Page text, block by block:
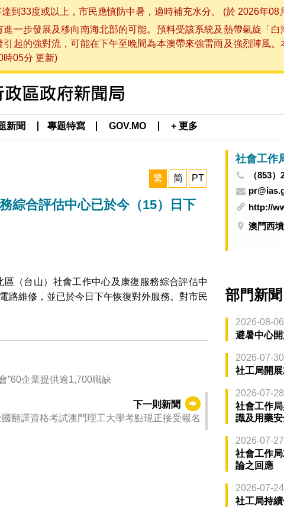
到33度或以上，市民應慎防中暑，適時補充水分。 (於 2026年08
一步發展及移向南海北部的可能。預料受該系統及熱帶氣旋「
起的強對流，可能在下午至晚間為本澳帶來強雷雨及強烈陣風。
時05分 更新)
新聞 專題特寫 GOV.MO + 更多
繁 简 PT
綜合評估中心已於今（15）日下
（台山）社會工作中心及康復服務綜合評估中
路維修，並已於今日下午恢復對外服務。對市民
”60企業提供逾1,700職缺
下一則新聞
國翻譯資格考試澳門理工大學考點現正接受報名
社會工作
（853
http://
澳門西
部門新聞
2026-08-
避暑中心
2026-07-
社工局開
2026-07-
社會工作
識及用藥
2026-07-
社會工作
論之回應
2026-07-
社工局持